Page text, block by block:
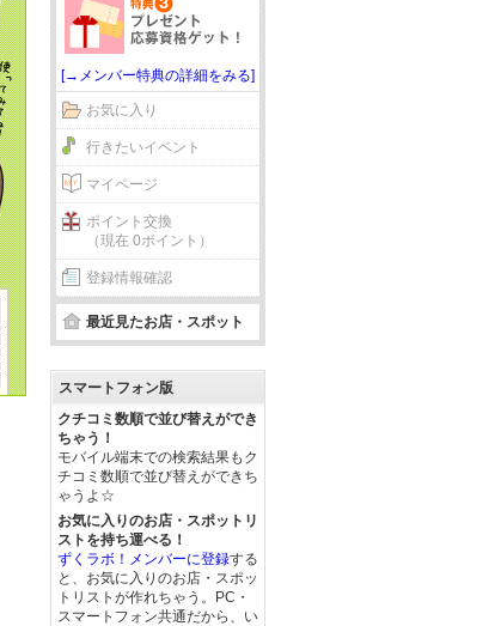
[→メンバー特典の詳細をみる]
お気に入り
行きたいイベント
マイページ
ポイント交換
（現在 0ポイント）
登録情報確認
最近見たお店・スポット
スマートフォン版
クチコミ数順で並び替えができ
ちゃう！
モバイル端末での検索結果もク
チコミ数順で並び替えができち
ゃうよ☆
お気に入りのお店・スポットリ
ストを持ち運べる！
ずくラボ！メンバーに登録する
と、お気に入りのお店・スポッ
トリストが作れちゃう。PC・
スマートフォン共通だから、い